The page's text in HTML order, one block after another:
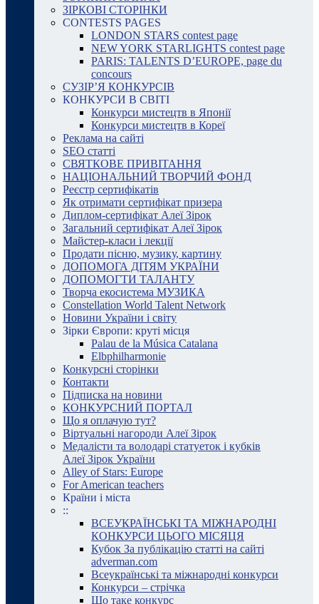
ЗІРКОВІ СТОРІНКИ
CONTESTS PAGES
LONDON STARS contest page
NEW YORK STARLIGHTS contest page
PARIS: TALENTS D’EUROPE, page du
concours
СУЗІР’Я КОНКУРСІВ
КОНКУРСИ В СВІТІ
Конкурси мистецтв в Японії
Конкурси мистецтв в Кореї
Реклама на сайті
SEO статті
СВЯТКОВЕ ПРИВІТАННЯ
НАЦІОНАЛЬНИЙ ТВОРЧИЙ ФОНД
Реєстр сертифікатів
Як отримати сертифікат призера
Диплом-сертифікат Алеї Зірок
Загальний сертифікат Алеї Зірок
Майстер-класи і лекції
Продати пісню, музику, картину
ДОПОМОГА ДІТЯМ УКРАЇНИ
ДОПОМОГТИ ТАЛАНТУ
Творча екосистема МУЗИКА
Constellation World Talent Network
Новини України і світу
Зірки Європи: круті місця
Palau de la Música Catalana
Elbphilharmonie
Конкурсні сторінки
Контакти
Підписка на новини
КОНКУРСНИЙ ПОРТАЛ
Що я оплачую тут?
Віртуальні нагороди Алеї Зірок
Медалісти та володарі статуеток і кубків
Алеї Зірок України
Alley of Stars: Europe
For American teachers
Країни і міста
::
ВСЕУКРАЇНСЬКІ ТА МІЖНАРОДНІ
КОНКУРСИ ЦЬОГО МІСЯЦЯ
Кубок За публікацію статті на сайті
adverman.com
Всеукраїнські та міжнародні конкурси
Конкурси – стрічка
Що таке конкурс